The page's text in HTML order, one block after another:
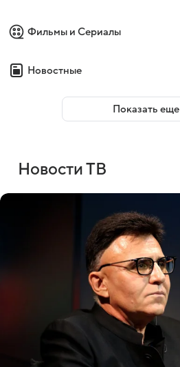
Фильмы и Сериалы
Новостные
Показать еще
Новости ТВ